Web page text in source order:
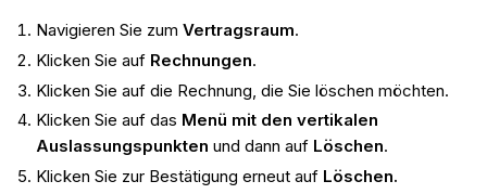
Navigieren Sie zum Vertragsraum.
Klicken Sie auf Rechnungen.
Klicken Sie auf die Rechnung, die Sie löschen möchten.
Klicken Sie auf das Menü mit den vertikalen
Auslassungspunkten und dann auf Löschen.
Klicken Sie zur Bestätigung erneut auf Löschen.